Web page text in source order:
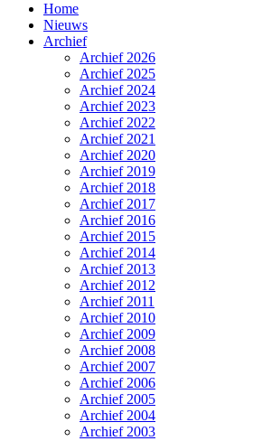
Home
Nieuws
Archief
Archief 2026
Archief 2025
Archief 2024
Archief 2023
Archief 2022
Archief 2021
Archief 2020
Archief 2019
Archief 2018
Archief 2017
Archief 2016
Archief 2015
Archief 2014
Archief 2013
Archief 2012
Archief 2011
Archief 2010
Archief 2009
Archief 2008
Archief 2007
Archief 2006
Archief 2005
Archief 2004
Archief 2003